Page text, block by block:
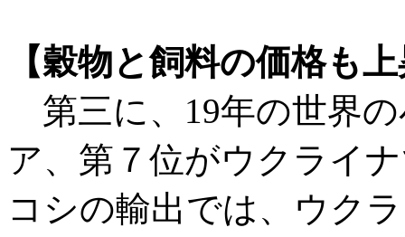
【穀物と飼料の価格も
第三に、19年の世界
ア、第７位がウクライ
コシの輸出では、ウク